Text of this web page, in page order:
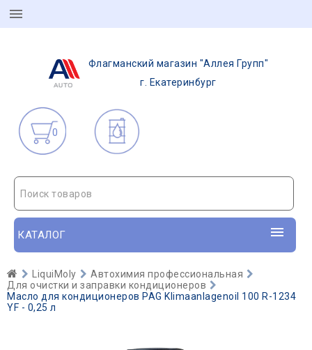
Флагманский магазин "Аллея Групп"
г. Екатеринбург
0
Поиск товаров
КАТАЛОГ
LiquiMoly
Автохимия профессиональная
Для очистки и заправки кондиционеров
Масло для кондиционеров PAG Klimaanlagenoil 100 R-1234
YF - 0,25 л